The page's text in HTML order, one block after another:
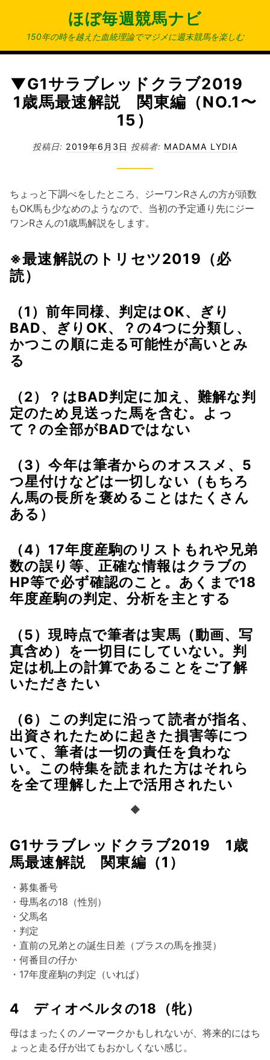
ン
ほぼ毎週競馬ナビ
150年の時を越えた血統理論でマジメに週末競馬を楽しむ
▼G1サラブレッドクラブ2019
1歳馬最速解説 関東編（NO.1〜
15）
投稿日: 2019年6月3日 投稿者: MADAMA LYDIA
ちょっと下調べをしたところ、ジーワンRさんの方が頭数
もOK馬も少なめのようなので、当初の予定通り先にジー
ワンRさんの1歳馬解説をします。
※最速解説のトリセツ2019（必
読）
（1）前年同様、判定はOK、ぎり
BAD、ぎりOK、？の4つに分類し、
かつこの順に走る可能性が高いとみ
る
（2）？はBAD判定に加え、難解な判
定のため見送った馬を含む。よっ
て？の全部がBADではない
（3）今年は筆者からのオススメ、5
つ星付けなどは一切しない（もちろ
ん馬の長所を褒めることはたくさん
ある）
（4）17年度産駒のリストもれや兄弟
数の誤り等、正確な情報はクラブの
HP等で必ず確認のこと。あくまで18
年度産駒の判定、分析を主とする
（5）現時点で筆者は実馬（動画、写
真含め）を一切目にしていない。判
定は机上の計算であることをご了解
いただきたい
（6）この判定に沿って読者が指名、
出資されたために起きた損害等につ
いて、筆者は一切の責任を負わな
い。この特集を読まれた方はそれら
を全て理解した上で活用されたい
◆
G1サラブレッドクラブ2019 1歳
馬最速解説 関東編（1）
・募集番号
・母馬名の18（性別）
・父馬名
・判定
・直前の兄弟との誕生日差（プラスの馬を推奨）
・何番目の仔か
・17年度産駒の判定（いれば）
4 ディオベルタの18（牝）
母はまったくのノーマークかもしれないが、将来的にはち
ょっと走る仔が出てもおかしくない感じ。